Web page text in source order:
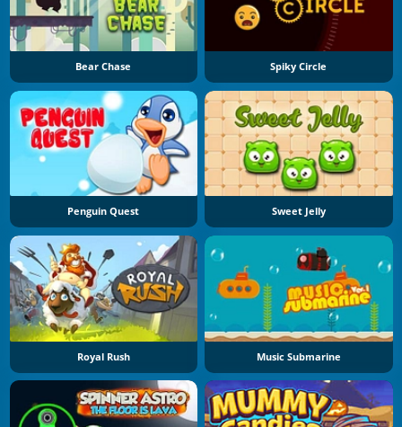
Bear Chase Spiky Circle
Penguin Quest Sweet Jelly
Royal Rush Music Submarine